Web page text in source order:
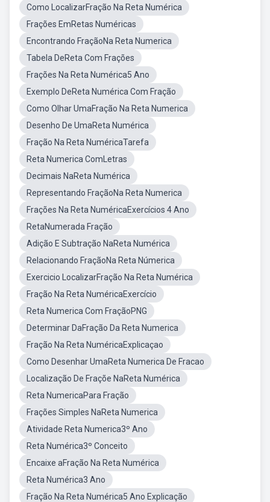
Como LocalizarFração Na Reta Numérica
Frações EmRetas Numéricas
Encontrando FraçãoNa Reta Numerica
Tabela DeReta Com Frações
Frações Na Reta Numérica5 Ano
Exemplo DeReta Numérica Com Fração
Como Olhar UmaFração Na Reta Numerica
Desenho De UmaReta Numérica
Fração Na Reta NuméricaTarefa
Reta Numerica ComLetras
Decimais NaReta Numérica
Representando FraçãoNa Reta Numerica
Frações Na Reta NuméricaExercícios 4 Ano
RetaNumerada Fração
Adição E Subtração NaReta Numérica
Relacionando FraçãoNa Reta Númerica
Exercicio LocalizarFração Na Reta Numérica
Fração Na Reta NuméricaExercício
Reta Numerica Com FraçãoPNG
Determinar DaFração Da Reta Numerica
Fração Na Reta NuméricaExplicaçao
Como Desenhar UmaReta Numerica De Fracao
Localização De Fraçõe NaReta Numérica
Reta NumericaPara Fração
Frações Simples NaReta Numerica
Atividade Reta Numerica3º Ano
Reta Numérica3º Conceito
Encaixe aFração Na Reta Numérica
Reta Numérica3 Ano
Fração Na Reta Numérica5 Ano Explicação